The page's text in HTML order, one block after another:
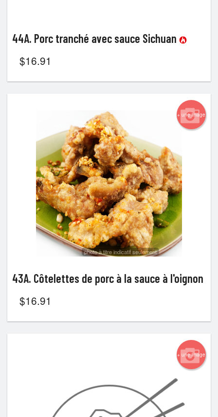
44A. Porc tranché avec sauce Sichuan
$16.91
+ une image
photo à titre indicatif seulement
43A. Côtelettes de porc à la sauce à l'oignon
$16.91
+ une image